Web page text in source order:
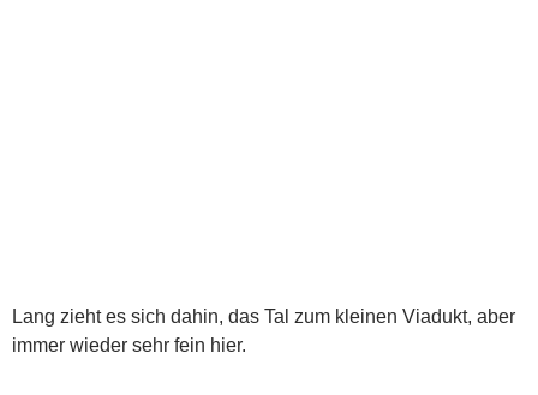
Lang zieht es sich dahin, das Tal zum kleinen Viadukt, aber
immer wieder sehr fein hier.